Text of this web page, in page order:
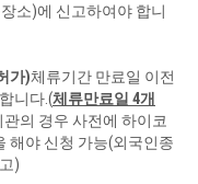
장소)에 신고하여야 합니
가)체류기간 만료일 이전
니다.(체류만료일 4개
의 경우 사전에 하이코
해야 신청 가능(외국인종
)